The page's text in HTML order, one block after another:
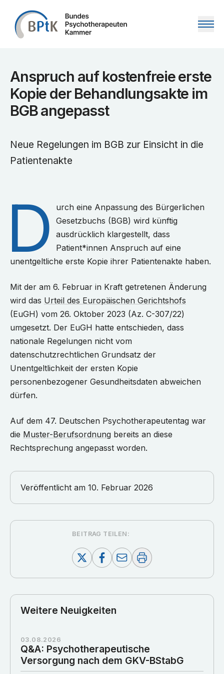
Zum Inhalt springen
Anspruch auf kostenfreie erste
Kopie der Behandlungsakte im
BGB angepasst
Neue Regelungen im BGB zur Einsicht in die
Patientenakte
D
urch eine Anpassung des Bürgerlichen
Gesetzbuchs (BGB) wird künftig
ausdrücklich klargestellt, dass
Patient*innen Anspruch auf eine
unentgeltliche erste Kopie ihrer Patientenakte haben.
Mit der am 6. Februar in Kraft getretenen Änderung
wird das Urteil des Europäischen Gerichtshofs
(EuGH) vom 26. Oktober 2023 (Az. C-307/22)
umgesetzt. Der EuGH hatte entschieden, dass
nationale Regelungen nicht vom
datenschutzrechtlichen Grundsatz der
Unentgeltlichkeit der ersten Kopie
personenbezogener Gesundheitsdaten abweichen
dürfen.
Auf dem 47. Deutschen Psychotherapeutentag war
die Muster-Berufsordnung bereits an diese
Rechtsprechung angepasst worden.
Veröffentlicht am 10. Februar 2026
BEITRAG TEILEN:
Weitere Neuigkeiten
03.08.2026
Q&A: Psychotherapeutische
Versorgung nach dem GKV-BStabG